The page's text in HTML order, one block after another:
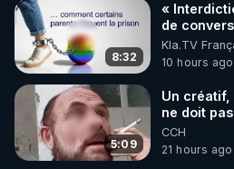
8:32
«
de
Kla.TV
10 hours ago
5:09
Un créatif,
ne doit
CCH
21 hours ago